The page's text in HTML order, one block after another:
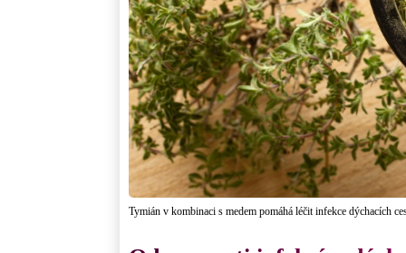
Tymián v kombinaci s medem pomáhá léčit infekce dýchacích